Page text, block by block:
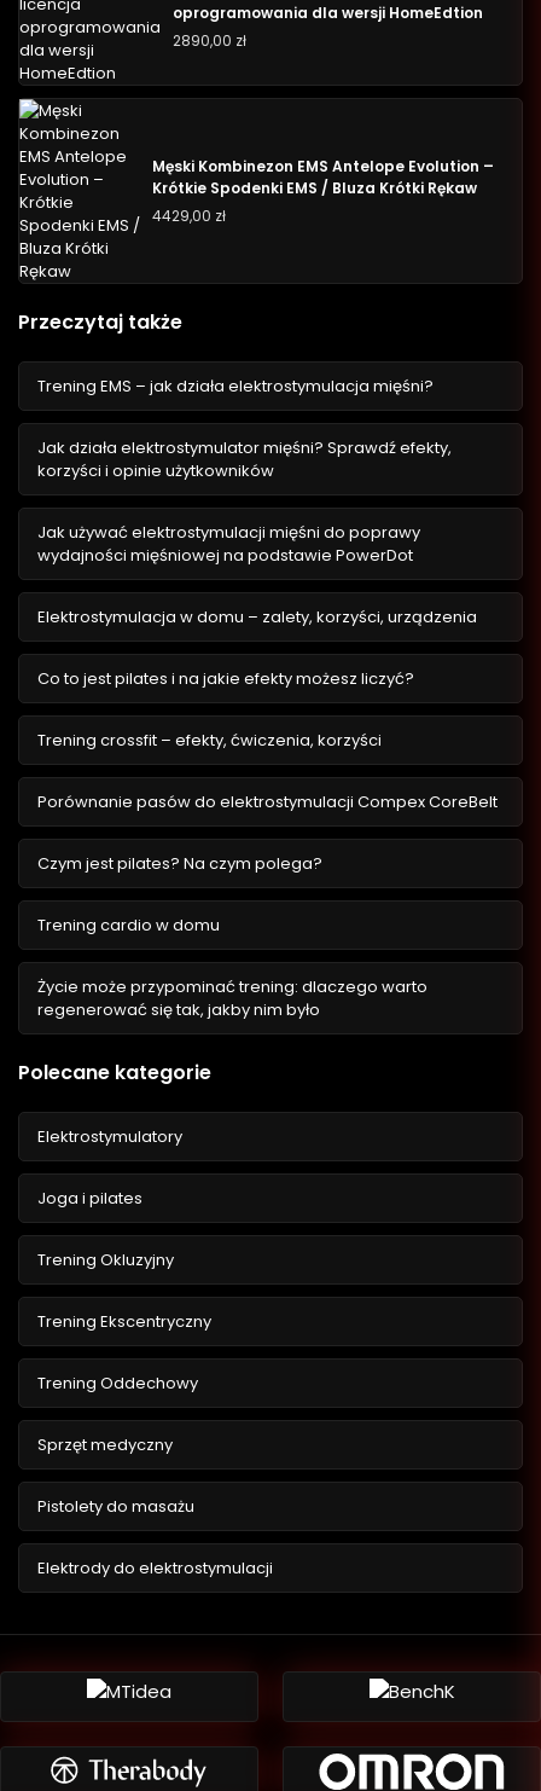
oprogramowania dla wersji HomeEdtion
2890,00 zł
Męski Kombinezon EMS Antelope Evolution –
Krótkie Spodenki EMS / Bluza Krótki Rękaw
4429,00 zł
Przeczytaj także
Trening EMS – jak działa elektrostymulacja mięśni?
Jak działa elektrostymulator mięśni? Sprawdź efekty,
korzyści i opinie użytkowników
Jak używać elektrostymulacji mięśni do poprawy
wydajności mięśniowej na podstawie PowerDot
Elektrostymulacja w domu – zalety, korzyści, urządzenia
Co to jest pilates i na jakie efekty możesz liczyć?
Trening crossfit – efekty, ćwiczenia, korzyści
Porównanie pasów do elektrostymulacji Compex CoreBelt
Czym jest pilates? Na czym polega?
Trening cardio w domu
Życie może przypominać trening: dlaczego warto
regenerować się tak, jakby nim było
Polecane kategorie
Elektrostymulatory
Joga i pilates
Trening Okluzyjny
Trening Ekscentryczny
Trening Oddechowy
Sprzęt medyczny
Pistolety do masażu
Elektrody do elektrostymulacji